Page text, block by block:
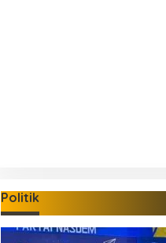
Politik